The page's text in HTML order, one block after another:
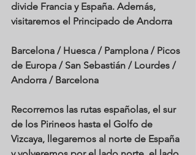
divide Francia y España. Además,
visitaremos el Principado de Andorra
Barcelona / Huesca / Pamplona / Picos
de Europa / San Sebastián / Lourdes /
Andorra / Barcelona
Recorremos las rutas españolas, el sur
de los Pirineos hasta el Golfo de
Vizcaya, llegaremos al norte de España